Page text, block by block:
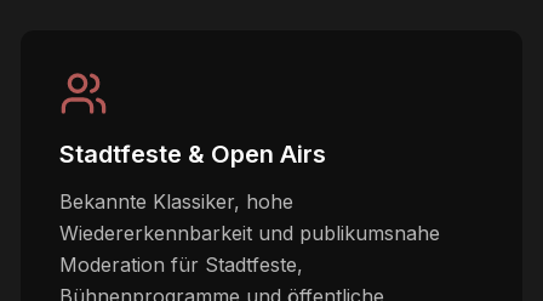
Stadtfeste & Open Airs
Bekannte Klassiker, hohe
Wiedererkennbarkeit und publikumsnahe
Moderation für Stadtfeste,
Bühnenprogramme und öffentliche